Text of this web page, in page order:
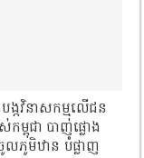
ង្កវិនាសកម្មលើជន
ម្ពុជា បាញ់ផ្លោង
ចូលភូមិឋាន បំផ្លាញ